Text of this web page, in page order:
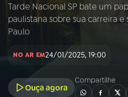
02A RÁDIO
03PROGRAMAÇÃO
Tarde Nacional SP bate um
paulistana sobre sua carreira e
Paulo
NO AR EM24/01/2025, 19:00
Ouça agora
Compartilhe